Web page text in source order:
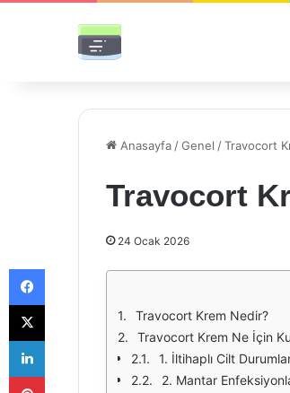
Anasayfa /Genel /Travocort
Travocort
24 Ocak 2026
Travocort Krem Nedir?
Travocort Krem Ne İçin
1. İltihaplı Cilt
2. Mantar
Facebook
X
LinkedIn
Pinterest